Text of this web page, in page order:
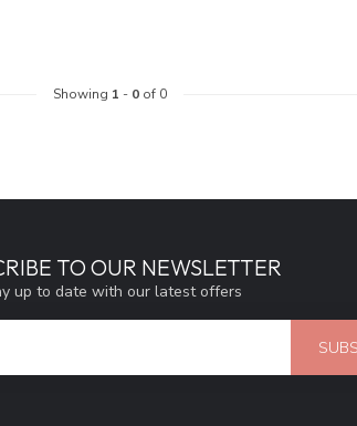
Showing 1 - 0of 0
TO OUR NEWSLETTER
up to date with our latest offers